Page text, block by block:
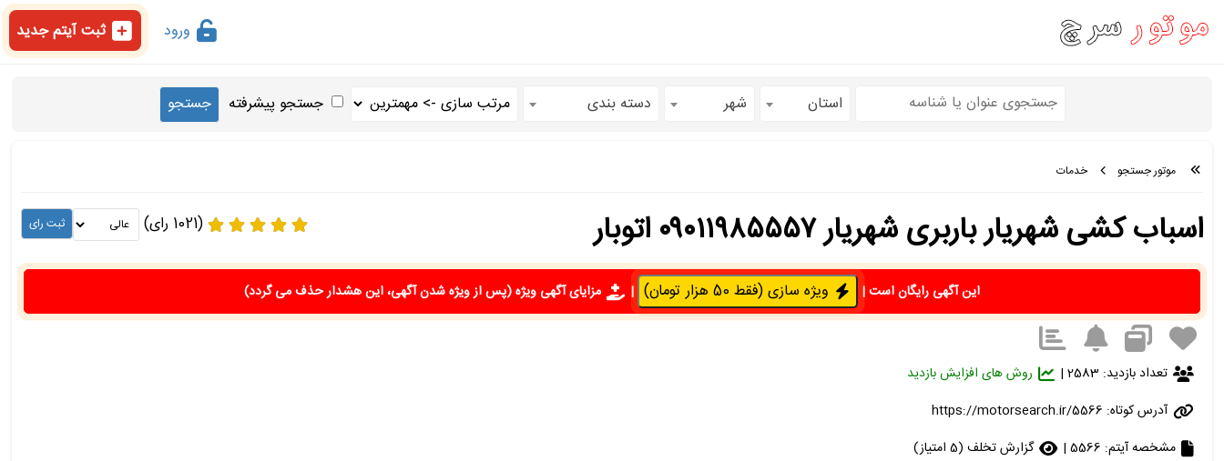
ورود ثبت آیتم جدید
استان شهر دسته بندی جستجو پیشرفته
موتور جستجو خدمات
اسباب کشی شهریار باربری شهریار ۰۹۰۱۱۹۸۵۵۵۷ اتوبار (1021 رای)
این آگهی رایگان است| ویژه سازی (فقط 50 هزار تومان) | مزایای آگهی ویژه(پس از ویژه شدن آگهی، این هشدار حذف می گردد)
تعداد بازدید: 2583 |
روش های افزایش بازدید
آدرس کوتاه: https://motorsearch.ir/5566
مشخصه آیتم: 5566 |
گزارش تخلف (5 امتیاز)